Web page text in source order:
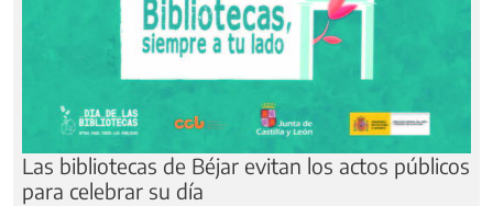
Las bibliotecas de Béjar evitan los actos públicos
para celebrar su día